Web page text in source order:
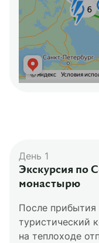
День 1
Экскурсия по
монастырю
После прибытия
туристический
на теплоходе